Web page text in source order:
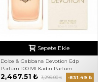
Sepete Ekle
Dolce & Gabbana Devotion Edp
Parfüm 100 Ml Kadın Parfüm
2,467.51 ₺ 3,299.00 ₺ -831.49 ₺